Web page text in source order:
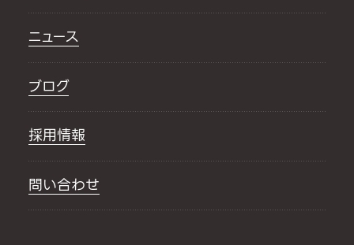
ニュース
ブログ
採用情報
問い合わせ